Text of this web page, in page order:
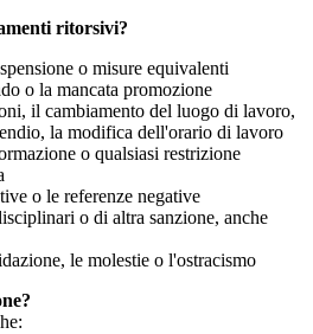
ritorsivi?
o misure equivalenti
o la mancata promozione
il cambiamento del luogo di lavoro,
la modifica dell'orario di lavoro
o qualsiasi restrizione
o le referenze negative
o di altra sanzione, anche
le molestie o l'ostracismo